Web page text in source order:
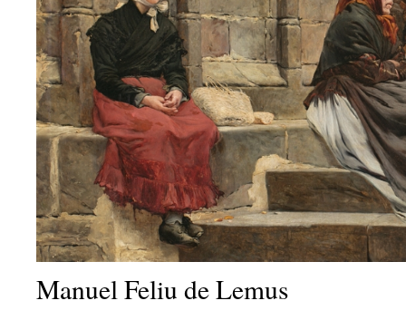
Manuel Feliu de Lemus